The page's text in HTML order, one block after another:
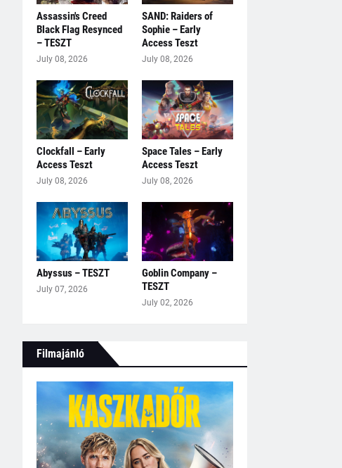
Assassin's Creed
Black Flag Resynced
– TESZT
July 08, 2026
SAND: Raiders of
Sophie – Early
Access Teszt
July 08, 2026
Clockfall – Early
Access Teszt
July 08, 2026
Space Tales – Early
Access Teszt
July 08, 2026
Abyssus – TESZT
July 07, 2026
Goblin Company –
TESZT
July 02, 2026
Filmajánló